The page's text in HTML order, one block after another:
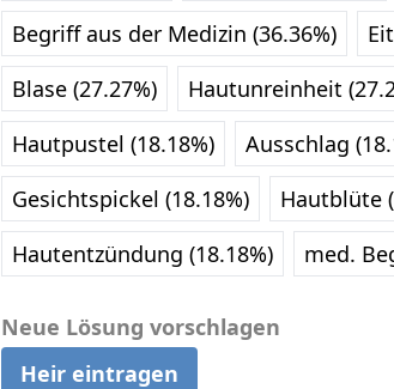
Begriff aus der Medizin (36.36%)
Blase (27.27%)
Hautunreinheit
Hautpustel (18.18%)
Ausschlag
Gesichtspickel (18.18%)
Hautblüte
Hautentzündung (18.18%)
med.
Neue Lösung vorschlagen
Heir eintragen